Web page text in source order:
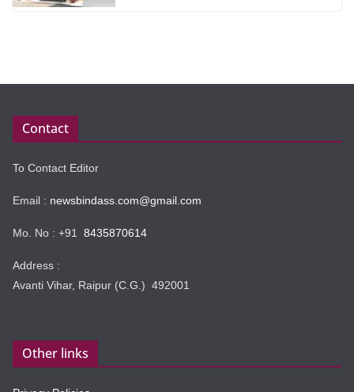
Contact
To Contact Editor
Email : newsbindass.com@gmail.com
Mo. No : +91 8435870614
Address :
Avanti Vihar, Raipur (C.G.) 492001
Other links